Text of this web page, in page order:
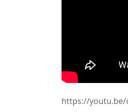
https://youtu.be/